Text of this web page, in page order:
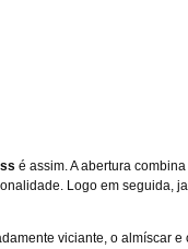
é assim. A abertura
Logo em seguida,
viciante, o almíscar